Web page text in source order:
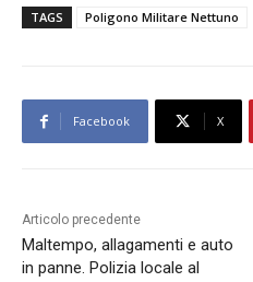
TAGS Poligono Militare Nettuno
Facebook X
Articolo precedente
Maltempo, allagamenti e auto
in panne. Polizia locale al